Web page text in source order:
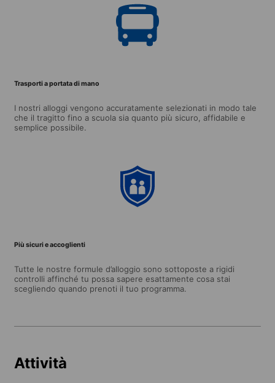
Trasporti a portata di mano
I nostri alloggi vengono accuratamente selezionati in modo tale
che il tragitto fino a scuola sia quanto più sicuro, affidabile e
semplice possibile.
Più sicuri e accoglienti
Tutte le nostre formule d’alloggio sono sottoposte a rigidi
controlli affinché tu possa sapere esattamente cosa stai
scegliendo quando prenoti il tuo programma.
Attività